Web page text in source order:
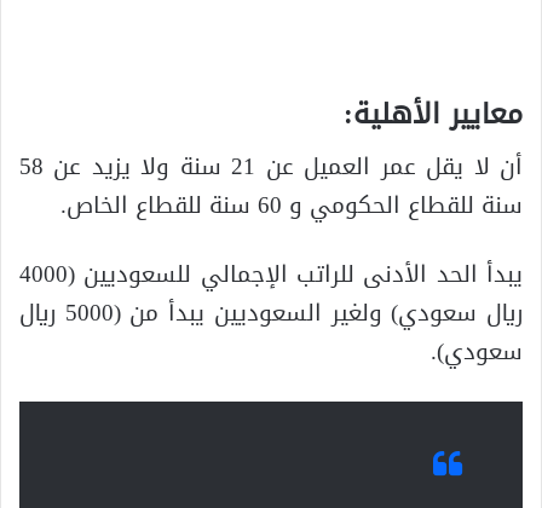
معايير الأهلية:
أن لا يقل عمر العميل عن 21 سنة ولا يزيد عن 58
سنة للقطاع الحكومي و 60 سنة للقطاع الخاص.
يبدأ الحد الأدنى للراتب الإجمالي للسعوديين (4000
ريال سعودي) ولغير السعوديين يبدأ من (5000 ريال
سعودي).